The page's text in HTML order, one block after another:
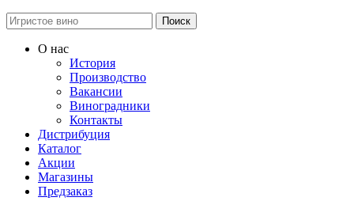
Поиск
О нас
История
Производство
Вакансии
Виноградники
Контакты
Дистрибуция
Каталог
Акции
Магазины
Предзаказ